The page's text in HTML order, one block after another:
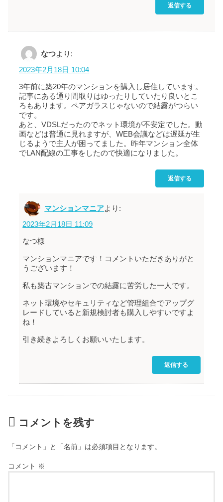
返信する
なつより:
2023年2月18日 10:04
3年前に築20年のマンションを購入し居住しています。
記事にある通り間取りはゆったりしていたり良いとこ
ろもあります。ペアガラスじゃないので結露がつらい
です。
あと、VDSLだったのでネット環境が不安定でした。動
画などは普通に見れますが、WEB会議などは遅延が生
じるようで主人が困ってました。昨年マンション全体
でLAN配線の工事をしたので快適になりました。
返信する
マンションマニアより:
2023年2月18日 11:09
なつ様
マンションマニアです！コメントいただきありがと
うございます！
私も築古マンションでの結露に苦労した一人です。
ネット環境やセキュリティなど管理組合でアップグ
レードしていると新規検討者も購入しやすいですよ
ね！
引き続きよろしくお願いいたします。
返信する
コメントを残す
「コメント」と「名前」は必須項目となります。
コメント ※